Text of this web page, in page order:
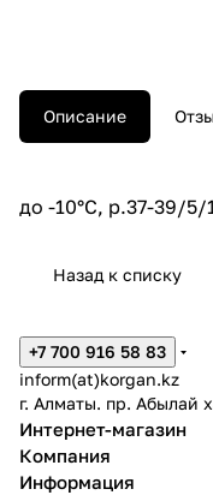
Описание
до -10°С, р.37-39/5/
Назад к списку
+7 700 916 58 83
inform(at)korgan.kz
г. Алматы. пр. Абылай
Интернет-магазин
Компания
Информация